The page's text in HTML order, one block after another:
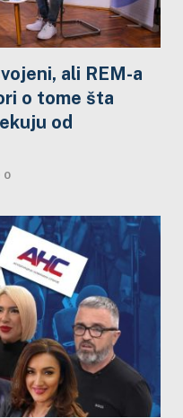
ali REM-a
o tome šta
od
0